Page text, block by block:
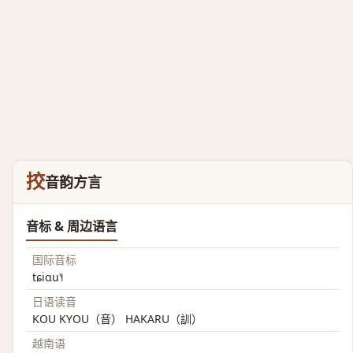
挍音韵方言
音标 & 周边语言
国际音标
tɕiɑu˥˧
日语读音
KOU KYOU（音） HAKARU（訓）
越南语